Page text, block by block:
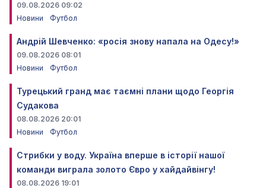
09.08.2026 09:02
Новини
Футбол
Андрій Шевченко: «росія знову напала на Одесу!»
09.08.2026 08:01
Новини
Футбол
Турецький гранд має таємні плани щодо Георгія
Судакова
08.08.2026 20:01
Новини
Футбол
Стрибки у воду. Україна вперше в історії нашої
команди виграла золото Євро у хайдайвінгу!
08.08.2026 19:01